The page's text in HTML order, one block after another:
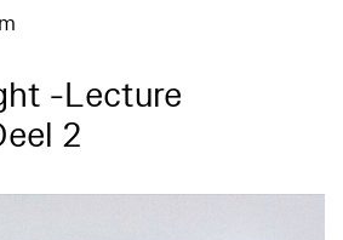
-Lecture
2